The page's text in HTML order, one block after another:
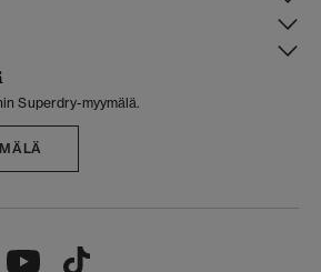
Superdry-myymälä.